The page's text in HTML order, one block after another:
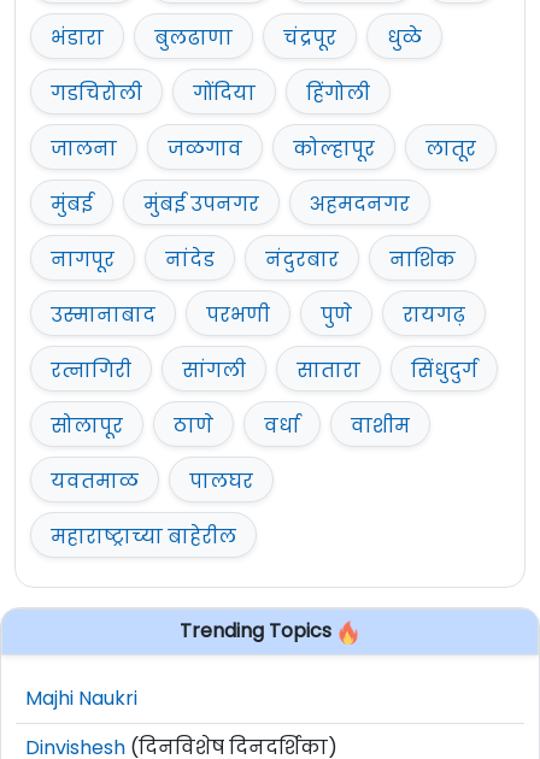
भंडारा
बुलढाणा चंद्रपूर
धुळे
गडचिरोली
गोंदिया
हिंगोली
जालना
जळगाव कोल्हापूर
लातूर
मुंबई
मुंबई उपनगर
अहमदनगर
नागपूर
नांदेड नंदुरबार
नाशिक
उस्मानाबाद
परभणी पुणे
रायगढ़
रत्नागिरी
सांगली सातारा
सिंधुदुर्ग
सोलापूर
ठाणे वर्धा
वाशीम
यवतमाळ
पालघर
महाराष्ट्राच्या बाहेरील
Trending Topics
Majhi Naukri
Dinvishesh (दिनविशेष दिनदर्शिका)